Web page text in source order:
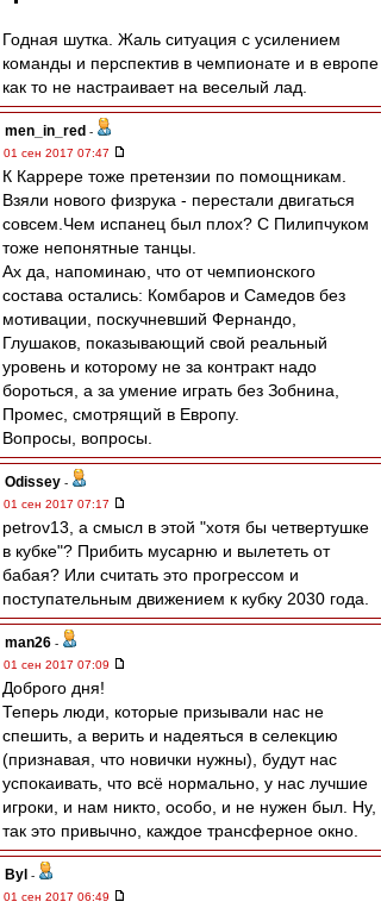
Годная шутка. Жаль ситуация с усилением
команды и перспектив в чемпионате и в европе
как то не настраивает на веселый лад.
men_in_red -
01 сен 2017 07:47
К Каррере тоже претензии по помощникам.
Взяли нового физрука - перестали двигаться
совсем.Чем испанец был плох? С Пилипчуком
тоже непонятные танцы.
Ах да, напоминаю, что от чемпионского
состава остались: Комбаров и Самедов без
мотивации, поскучневший Фернандо,
Глушаков, показывающий свой реальный
уровень и которому не за контракт надо
бороться, а за умение играть без Зобнина,
Промес, смотрящий в Европу.
Вопросы, вопросы.
Odissey -
01 сен 2017 07:17
petrov13, а смысл в этой "хотя бы четвертушке
в кубке"? Прибить мусарню и вылететь от
бабая? Или считать это прогрессом и
поступательным движением к кубку 2030 года.
man26 -
01 сен 2017 07:09
Доброго дня!
Теперь люди, которые призывали нас не
спешить, а верить и надеяться в селекцию
(признавая, что новички нужны), будут нас
успокаивать, что всё нормально, у нас лучшие
игроки, и нам никто, особо, и не нужен был. Ну,
так это привычно, каждое трансферное окно.
Byl -
01 сен 2017 06:49